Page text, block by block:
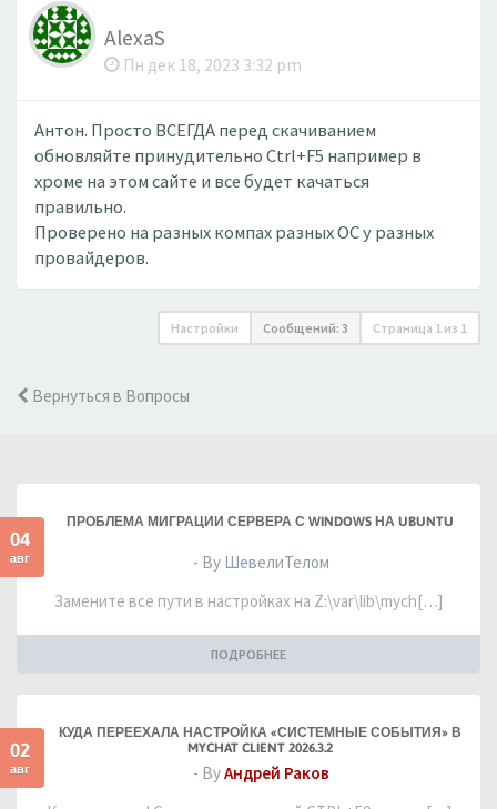
AlexaS
Пн дек 18, 2023 3:32 pm
Антон. Просто ВСЕГДА перед скачиванием
обновляйте принудительно Ctrl+F5 например в
хроме на этом сайте и все будет качаться
правильно.
Проверено на разных компах разных ОС у разных
провайдеров.
Настройки Сообщений: 3 Страница 1 из 1
Вернуться в Вопросы
04
авг
ПРОБЛЕМА МИГРАЦИИ СЕРВЕРА С WINDOWS НА UBUNTU
- By ШевелиТелом
Замените все пути в настройках на Z:\var\lib\mych[…]
ПОДРОБНЕЕ
02
авг
КУДА ПЕРЕЕХАЛА НАСТРОЙКА «СИСТЕМНЫЕ СОБЫТИЯ» В
MYCHAT CLIENT 2026.3.2
- ByАндрей Раков